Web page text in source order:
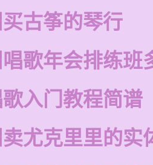
古筝的琴行
歌年会排练班
入门教程简谱
尤克里里的实